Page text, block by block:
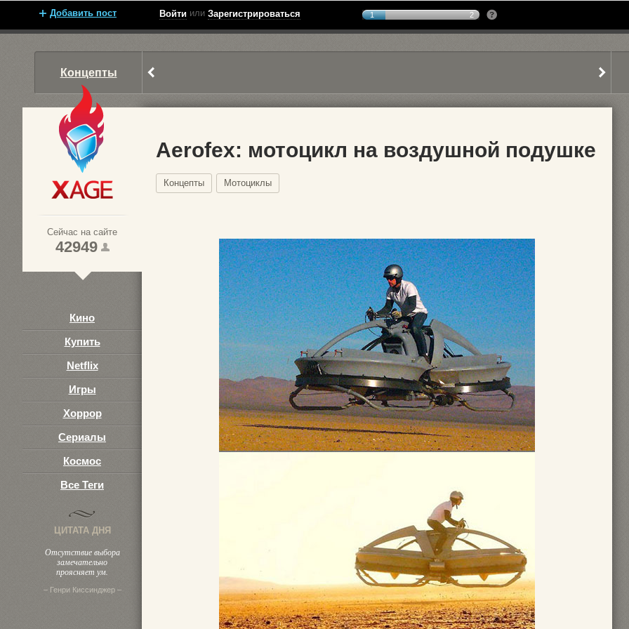
Добавить пост Войти или Зарегистрироваться 1 2
Концепты
Сейчас на сайте
42949
Кино
Купить
Netflix
Игры
Хоррор
Сериалы
Космос
Все Теги
ЦИТАТА ДНЯ
Отсутствие выбора
замечательно
проясняет ум.
– Генри Киссинджер –
Aerofex: мотоцикл на воздушной подушке
Концепты Мотоциклы